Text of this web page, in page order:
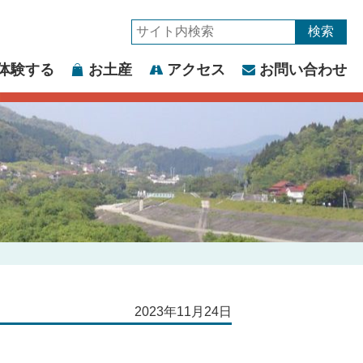
サ
イ
験する お土産 アクセス お問い合わせ
2023年11月24日